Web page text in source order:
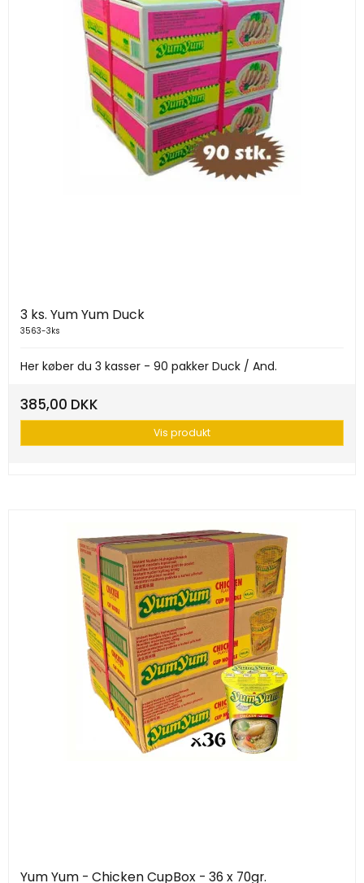
3 ks. Yum Yum Duck
3563-3ks
Her køber du 3 kasser - 90 pakker Duck / And.
385,00 DKK
Vis produkt
Yum Yum - Chicken CupBox - 36 x 70gr.